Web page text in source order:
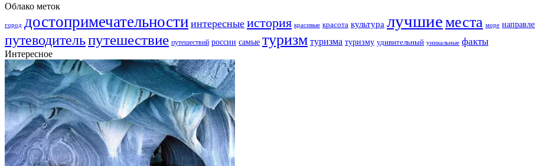
Облако меток
город достопримечательности интересные история красивые красота культура лучшиеместа море
путеводительпутешествие путешествий россии самые туризм туризма туризму удивительный уникальные факты
Интересное